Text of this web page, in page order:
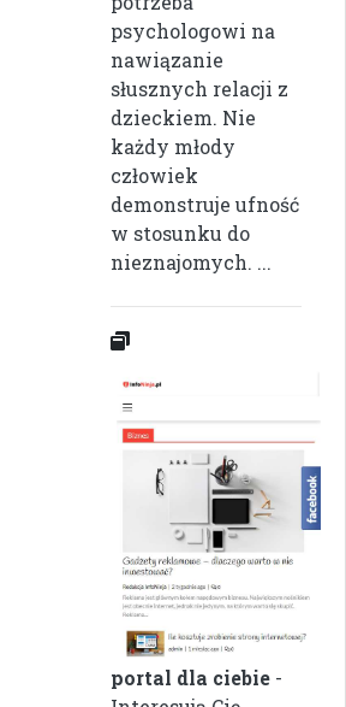
psychologowi na
nawiązanie
słusznych relacji z
dzieckiem. Nie
każdy młody
człowiek
demonstruje ufność
w stosunku do
nieznajomych. ...
portal dla ciebie -